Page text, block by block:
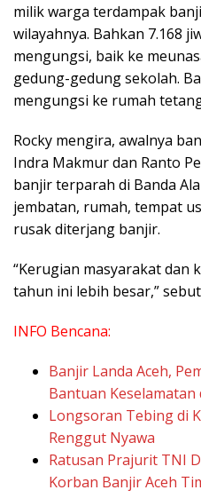
milik warga terdampak
wilayahnya. Bahkan 7.168
mengungsi, baik ke
gedung-gedung sekolah.
mengungsi ke rumah
Rocky mengira, awalnya
Indra Makmur dan Ranto
banjir terparah di Banda
jembatan, rumah, tempat
rusak diterjang banjir.
“Kerugian masyarakat dan
tahun ini lebih besar,” sebut
INFO Bencana:
Banjir Landa Aceh,
Bantuan Keselamatan
Longsoran Tebing di
Renggut Nyawa
Ratusan Prajurit TNI
Korban Banjir Aceh